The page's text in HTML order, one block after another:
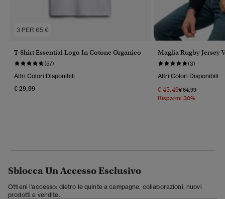
3 PER 65 €
T-Shirt Essential Logo In Cotone Organico
(57)
Altri Colori Disponibili
€ 29,99
Maglia Rugby Jersey
(3)
Altri Colori Disponibili
€ 45,49Prezzo Ridotto Da
€ 64,99A
Risparmi 30%
Sblocca Un Accesso Esclusivo
Ottieni l'accesso: dietro le quinte a campagne, collaborazioni, nuovi
prodotti e vendite.